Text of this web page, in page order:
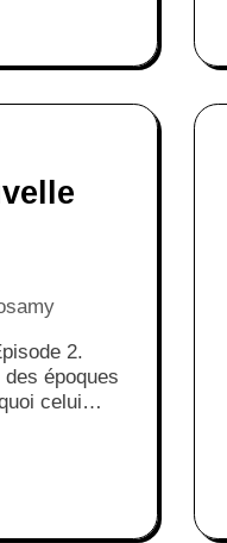
?
2.
époques
celui